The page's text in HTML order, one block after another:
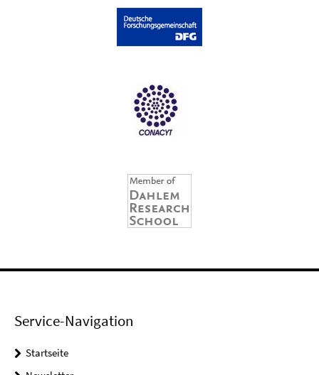
Service-Navigation
Startseite